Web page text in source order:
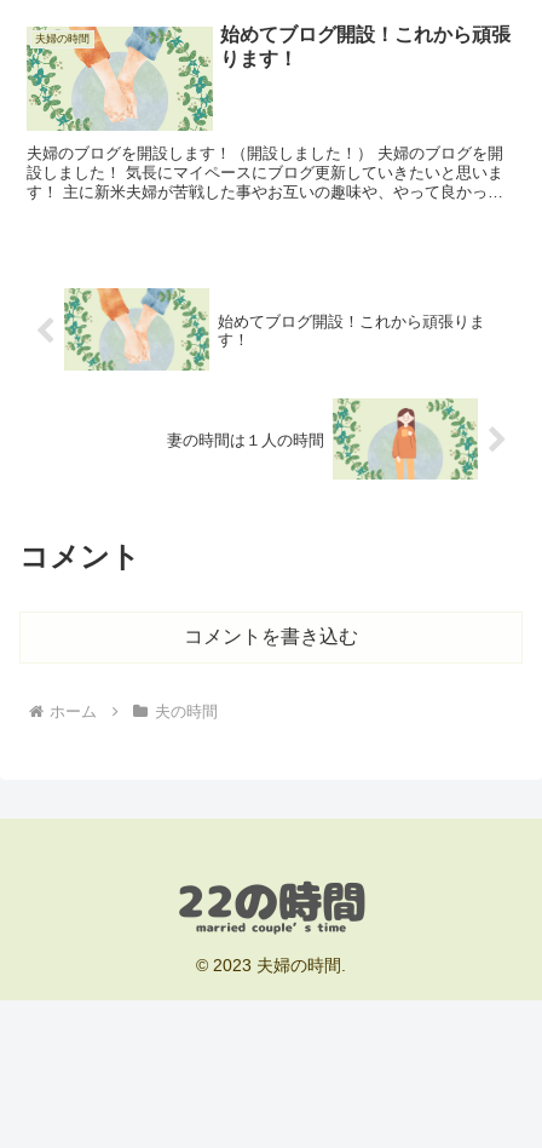
夫婦の時間
始めてブログ開設！これから頑張
ります！
夫婦のブログを開設します！（開設しました！） 夫婦のブログを開
設しました！ 気長にマイペースにブログ更新していきたいと思いま
す！ 主に新米夫婦が苦戦した事やお互いの趣味や、やって良かった
始めてブログ開設！これから頑張りま
す！
妻の時間は１人の時間
コメント
コメントを書き込む
ホーム 夫の時間
© 2023 夫婦の時間.